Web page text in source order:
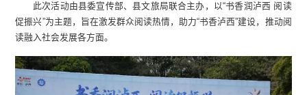
此次活动由县委宣传部、县文旅局联合主办，以“书香润泸西 阅读
促振兴”为主题，旨在激发群众阅读热情，助力“书香泸西”建设，推动阅
读融入社会发展各方面。